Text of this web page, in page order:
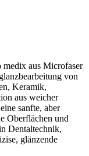
aus Microfaser
von
Keramik,
aus weicher
sanfte, aber
Oberflächen und
Dentaltechnik,
glänzende